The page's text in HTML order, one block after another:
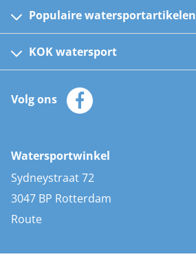
Populaire watersportartikelen
Kinder reddingsvesten
Automatische reddingsvesten
Zeilkleding
Zonnepanelen
AIS transponders
Stootwillen en fenders
Bootkussens
Zwemtrappen
KOK watersport
Klantenservice
Merken
Volg ons
Watersportwinkel
Sydneystraat 72
3047 BP Rotterdam
Route